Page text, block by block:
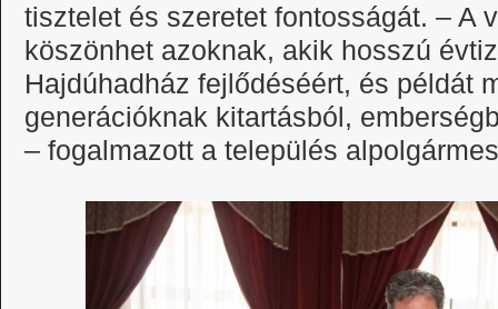
tisztelet és szeretet fontosságát. – A
köszönhet azoknak, akik hosszú
Hajdúhadház fejlődéséért, és példát
generációknak kitartásból,
– fogalmazott a település